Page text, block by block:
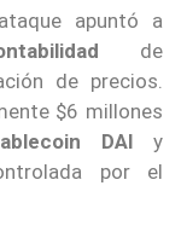
apuntó a
de
de precios.
$6 millones
DAIy
por el